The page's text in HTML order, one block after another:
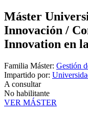
Máster
Innovación /
Innovation en
Familia Máster: Gestión
Impartido por:
A consultar
No habilitante
VER MÁSTER